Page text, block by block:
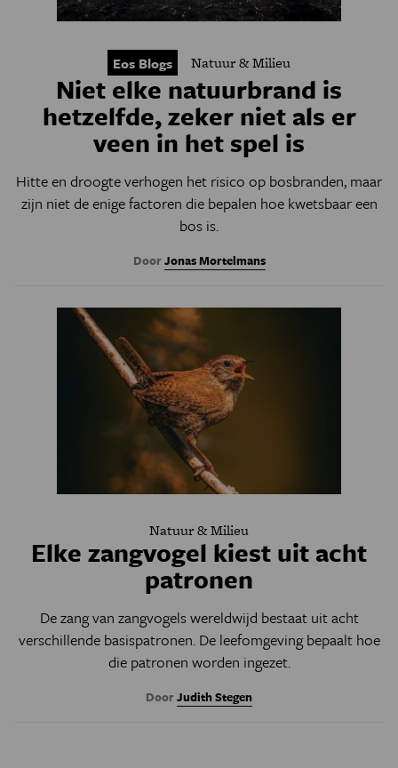
Eos Blogs Natuur & Milieu
Niet elke natuurbrand is
hetzelfde, zeker niet als er
veen in het spel is
Hitte en droogte verhogen het risico op bosbranden, maar
zijn niet de enige factoren die bepalen hoe kwetsbaar een
bos is.
DoorJonas Mortelmans
Natuur & Milieu
Elke zangvogel kiest uit acht
patronen
De zang van zangvogels wereldwijd bestaat uit acht
verschillende basispatronen. De leefomgeving bepaalt hoe
die patronen worden ingezet.
DoorJudith Stegen